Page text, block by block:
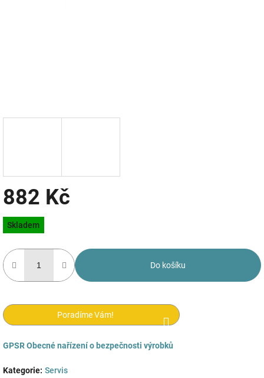
882 Kč
Měrná
cena:
Skladem
Do košíku
Poradíme Vám!
GPSRObecné nařízení o bezpečnosti výrobků
Kategorie: Servis